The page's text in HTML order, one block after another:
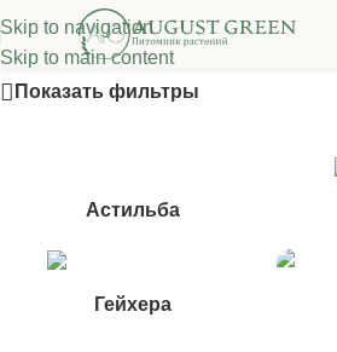
Skip to navigation
Skip to main content
Декоративные многолетники
Показать фильтры
Астильба
Гейхера